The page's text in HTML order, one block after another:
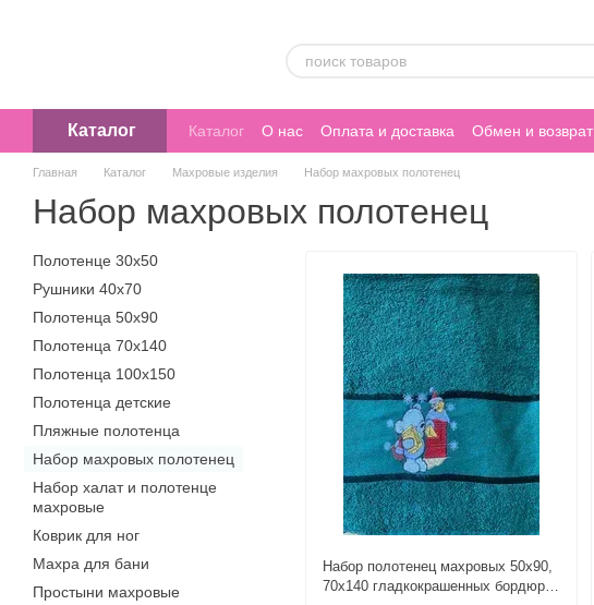
Каталог Каталог О нас Оплата и доставка Обмен и возврат
Главная Каталог Махровые изделия Набор махровых полотенец
Набор махровых полотенец
Набор полотенец махровых 50х90,
70х140 гладкокрашенных бордюр
Полотенце 30х50
Рушники 40х70
Полотенца 50х90
Полотенца 70х140
Полотенца 100х150
Полотенца детские
Пляжные полотенца
Набор махровых полотенец
Набор халат и полотенце
махровые
Коврик для ног
Махра для бани
Простыни махровые